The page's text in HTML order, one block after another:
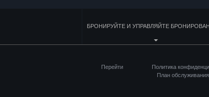
БРОНИРУЙТЕ И УПРАВЛЯЙТЕ
Перейти Политика
План